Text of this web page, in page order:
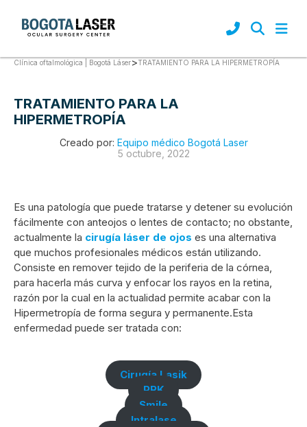
Clínica oftalmológica | Bogotá Láser>TRATAMIENTO PARA LA HIPERMETROPÍA
TRATAMIENTO PARA LA
HIPERMETROPÍA
Creado por: Equipo médico Bogotá Laser
5 octubre, 2022
Es una patología que puede tratarse y detener su evolución
fácilmente con anteojos o lentes de contacto; no obstante,
actualmente la cirugía láser de ojos es una alternativa
que muchos profesionales médicos están utilizando.
Consiste en remover tejido de la periferia de la córnea,
para hacerla más curva y enfocar los rayos en la retina,
razón por la cual en la actualidad permite acabar con la
Hipermetropía de forma segura y permanente.Esta
enfermedad puede ser tratada con:
Cirugía Lasik
PRK
Smile
Intralase